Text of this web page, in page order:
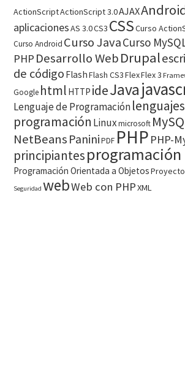
ActionScriptActionScript 3.0AJAX
aplicacionesAS 3.0CS3 CSSCurso
Curso Android Curso JavaCurso
PHP Desarrollo WebDrupal
de código FlashFlash CS3FlexFlex 3
Google html HTTP ideJava
Lenguaje de Programación
programación Linuxmicrosoft
NetBeans PaniniPDF PHP PHP-
principiantesprogramación
Programación Orientada a Objetos
Seguridad webWeb con PHPXML